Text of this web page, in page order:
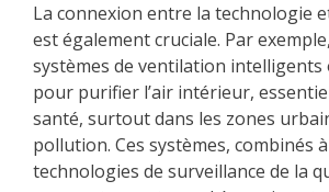
La connexion entre la technologie
est également cruciale. Par
systèmes de ventilation intelligents
pour purifier l’air intérieur,
santé, surtout dans les zones
pollution. Ces systèmes, combinés
technologies de surveillance de la